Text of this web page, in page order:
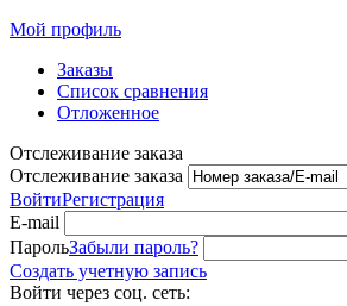
Мой профиль
Заказы
Список сравнения
Отложенное
Отслеживание заказа
Отслеживание заказа
ВойтиРегистрация
E-mail
ПарольЗабыли пароль?
Создать учетную запись
Войти через соц. сеть: